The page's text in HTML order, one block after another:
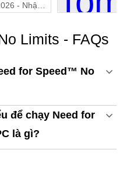
- Nhận
Limits - FAQs
for Speed™ No
để chạy Need for
là gì?